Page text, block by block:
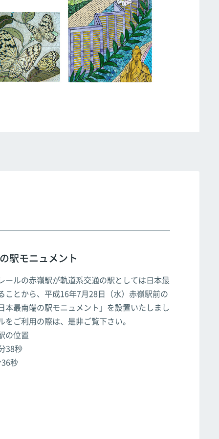
駅モニュメント
ールの赤嶺駅が軌道系交通の駅としては日本最
ことから、平成16年7月28日（水）赤嶺駅前の
本最南端の駅モニュメント」を設置いたしまし
をご利用の際は、是非ご覧下さい。
の位置
38秒
秒